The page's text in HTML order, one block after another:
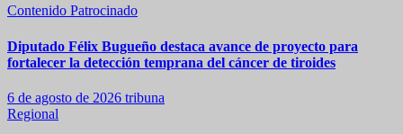
Contenido Patrocinado
Diputado Félix Bugueño destaca avance de proyecto para
fortalecer la detección temprana del cáncer de tiroides
6 de agosto de 2026 tribuna
Regional